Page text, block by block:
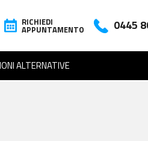
RICHIEDI
APPUNTAMENTO 0445
ALTERNATIVE